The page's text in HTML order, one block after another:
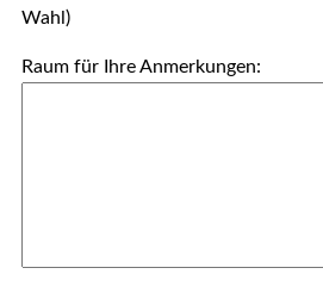
Wahl)
Raum für Ihre Anmerkungen: